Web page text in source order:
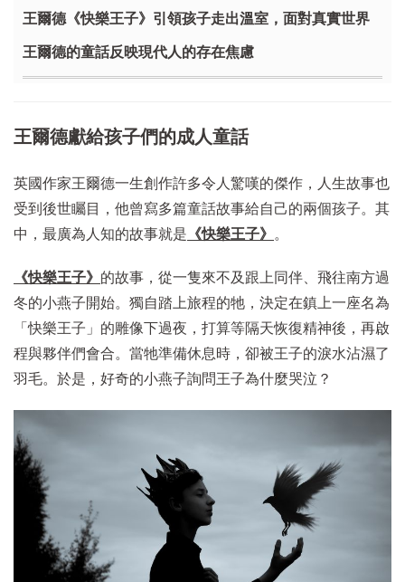
王爾德《快樂王子》引領孩子走出溫室，面對真實世界
王爾德的童話反映現代人的存在焦慮
王爾德獻給孩子們的成人童話
英國作家王爾德一生創作許多令人驚嘆的傑作，人生故事也
受到後世矚目，他曾寫多篇童話故事給自己的兩個孩子。其
中，最廣為人知的故事就是 《快樂王子》 。
《快樂王子》 的故事，從一隻來不及跟上同伴、飛往南方過
冬的小燕子開始。獨自踏上旅程的牠，決定在鎮上一座名為
「快樂王子」的雕像下過夜，打算等隔天恢復精神後，再啟
程與夥伴們會合。當牠準備休息時，卻被王子的淚水沾濕了
羽毛。於是，好奇的小燕子詢問王子為什麼哭泣？